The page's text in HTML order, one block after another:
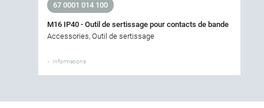
67 0001 014 100
M16 IP40 - Outil de sertissage pour contacts de bande
Accessories, Outil de sertissage
Informations